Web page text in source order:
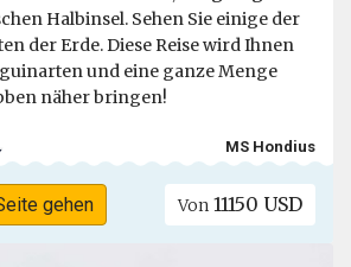
Halbinsel. Sehen Sie einige der
der Erde. Diese Reise wird Ihnen
und eine ganze Menge
näher bringen!
MS Hondius
gehen Von 11150 USD